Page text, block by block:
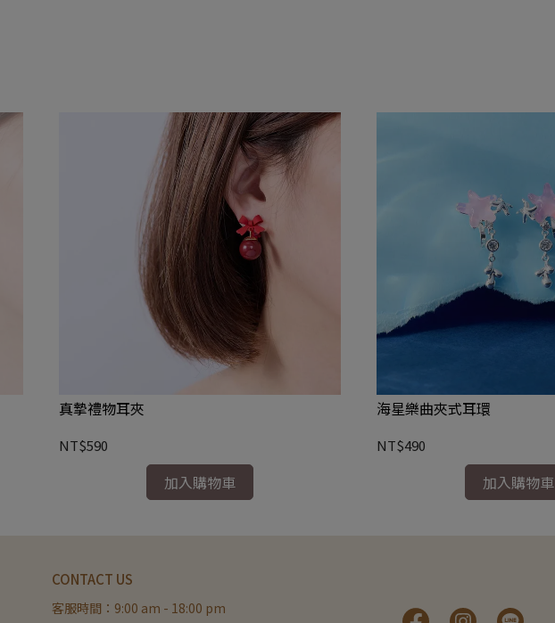
真摯禮物耳夾
NT$590
加入購物車
海星樂曲夾式耳環
NT$490
加入購物車
CONTACT US
客服時間：9:00 am - 18:00 pm